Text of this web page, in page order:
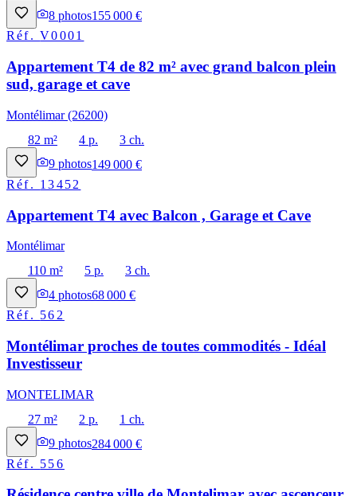
8 photos155 000 €
Réf.V0001
Appartement T4 de 82 m² avec grand balcon plein
sud, garage et cave
Montélimar (26200)
82 m²
4 p.
3 ch.
9 photos149 000 €
Réf. 13452
Appartement T4 avec Balcon , Garage et Cave
Montélimar
110 m²
5 p.
3 ch.
4 photos68 000 €
Réf. 562
Montélimar proches de toutes commodités - Idéal
Investisseur
MONTELIMAR
27 m²
2 p.
1 ch.
9 photos284 000 €
Réf. 556